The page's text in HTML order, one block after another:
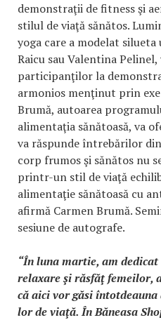
demonstraţii de fitness şi
stilul de viaţă sănătos.
yoga care a modelat
Raicu sau Valentina
participanţilor la
armonios menţinut prin
Brumă, autoarea
alimentaţia sănătoasă, va
va răspunde întrebărilor
corp frumos şi sănătos nu
printr-un stil de viaţă
alimentaţie sănătoasă cu
afirmă Carmen Brumă.
sesiune de autografe.
“În luna martie, am
relaxare şi răsfăţ femeilor,
că aici vor găsi
lor de viaţă. În Băneasa